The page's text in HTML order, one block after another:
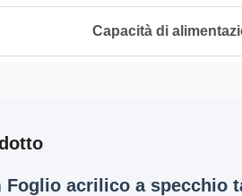
Capacità di
Foglio acrilico a